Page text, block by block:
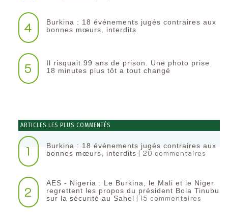
4
Burkina : 18 événements jugés contraires aux
bonnes mœurs, interdits
5
Il risquait 99 ans de prison. Une photo prise
18 minutes plus tôt a tout changé
ARTICLES LES PLUS COMMENTÉS
1
Burkina : 18 événements jugés contraires aux
bonnes mœurs, interdits | 20 commentaires
2
AES - Nigeria : Le Burkina, le Mali et le Niger
regrettent les propos du président Bola Tinubu
sur la sécurité au Sahel | 15 commentaires